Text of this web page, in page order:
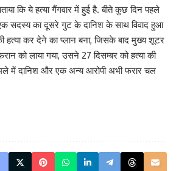
कि ये हत्या गैंगवार में हुई है. बीते कुछ दिन पहले
का दूसरे गुट के दानिश के साथ विवाद हुआ
हत्या कर देने का प्लान बना, जिसके बाद मुख्य शूटर
को लाया गया, उसने 27 दिसम्बर को हत्या की
में दानिश और एक अन्य आरोपी अभी फरार चल